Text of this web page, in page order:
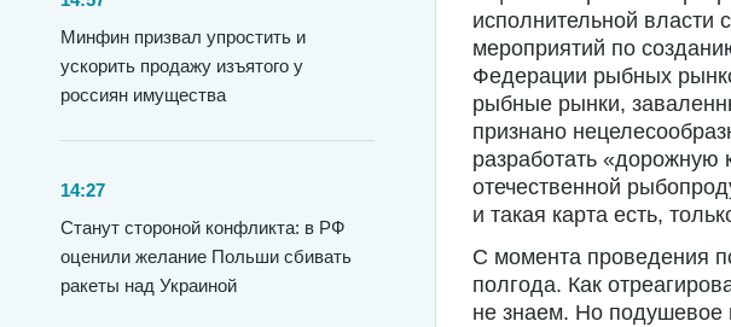
Минфин призвал упростить и
ускорить продажу изъятого у
россиян имущества
14:27
Станут стороной конфликта: в РФ
оценили желание Польши сбивать
ракеты над Украиной
исполнительной власти
мероприятий по
Федерации рыбных
рыбные рынки,
признано
разработать «дорожную
отечественной
и такая карта есть,
С момента проведения
полгода. Как
не знаем. Но подушевое